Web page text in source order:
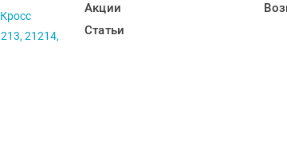
21214,
Акции
Статьи